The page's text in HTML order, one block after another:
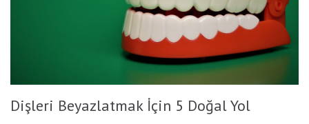
Dişleri Beyazlatmak İçin 5 Doğal Yol